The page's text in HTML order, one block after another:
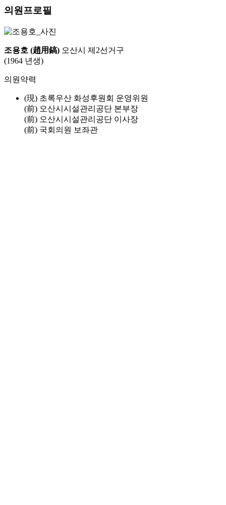
의원프로필
조용호 (趙用鎬) 오산시 제2선거구
(1964 년생)
의원약력
(現) 초록우산 화성후원회 운영위원
(前) 오산시시설관리공단 본부장
(前) 오산시시설관리공단 이사장
(前) 국회의원 보좌관